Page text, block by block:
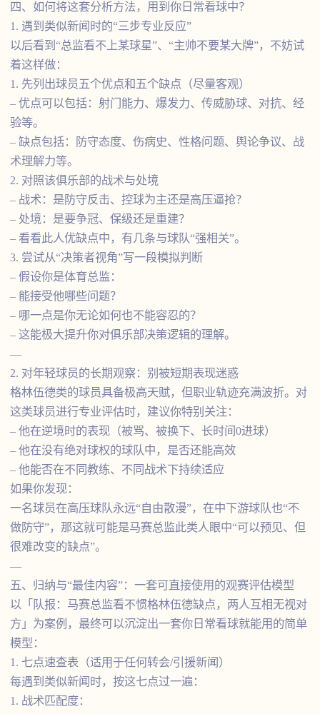
四、如何将这套分析方法，用到你日常看球中？
1. 遇到类似新闻时的“三步专业反应”
以后看到“总监看不上某球星”、“主帅不要某大牌”，不妨试
着这样做：
1. 先列出球员五个优点和五个缺点（尽量客观）
– 优点可以包括：射门能力、爆发力、传威胁球、对抗、经
验等。
– 缺点包括：防守态度、伤病史、性格问题、舆论争议、战
术理解力等。
2. 对照该俱乐部的战术与处境
– 战术：是防守反击、控球为主还是高压逼抢？
– 处境：是要争冠、保级还是重建？
– 看看此人优缺点中，有几条与球队“强相关”。
3. 尝试从“决策者视角”写一段模拟判断
– 假设你是体育总监：
– 能接受他哪些问题？
– 哪一点是你无论如何也不能容忍的？
– 这能极大提升你对俱乐部决策逻辑的理解。
—
2. 对年轻球员的长期观察：别被短期表现迷惑
格林伍德类的球员具备极高天赋，但职业轨迹充满波折。对
这类球员进行专业评估时，建议你特别关注：
– 他在逆境时的表现（被骂、被换下、长时间0进球）
– 他在没有绝对球权的球队中，是否还能高效
– 他能否在不同教练、不同战术下持续适应
如果你发现：
一名球员在高压球队永远“自由散漫”，在中下游球队也“不
做防守”，那这就可能是马赛总监此类人眼中“可以预见、但
很难改变的缺点”。
—
五、归纳与“最佳内容”：一套可直接使用的观赛评估模型
以「队报：马赛总监看不惯格林伍德缺点，两人互相无视对
方」为案例，最终可以沉淀出一套你日常看球就能用的简单
模型：
1. 七点速查表（适用于任何转会/引援新闻）
每遇到类似新闻时，按这七点过一遍：
1. 战术匹配度：